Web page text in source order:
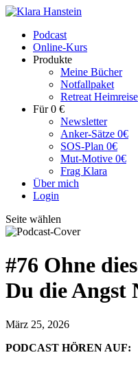
Podcast
Online-Kurs
Produkte
Meine Bücher
Notfallpaket
Retreat Heimreise
Für 0 €
Newsletter
Anker-Sätze 0€
SOS-Plan 0€
Mut-Motive 0€
Frag Klara
Über mich
Login
Seite wählen
#76 Ohne
Du die Angst
März 25, 2026
PODCAST HÖREN AUF: